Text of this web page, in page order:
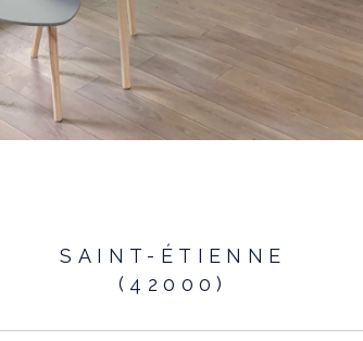
SAINT-ÉTIENNE
(42000)